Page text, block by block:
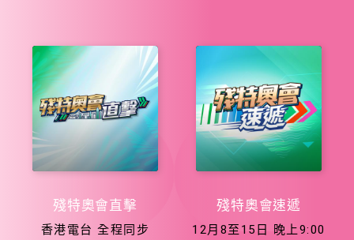
殘特奧會直擊
香港電台 全程同步
殘特奧會速遞
12月8至15日 晚上9:00